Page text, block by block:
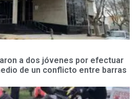
a dos jóvenes por efectuar
de un conflicto entre barras